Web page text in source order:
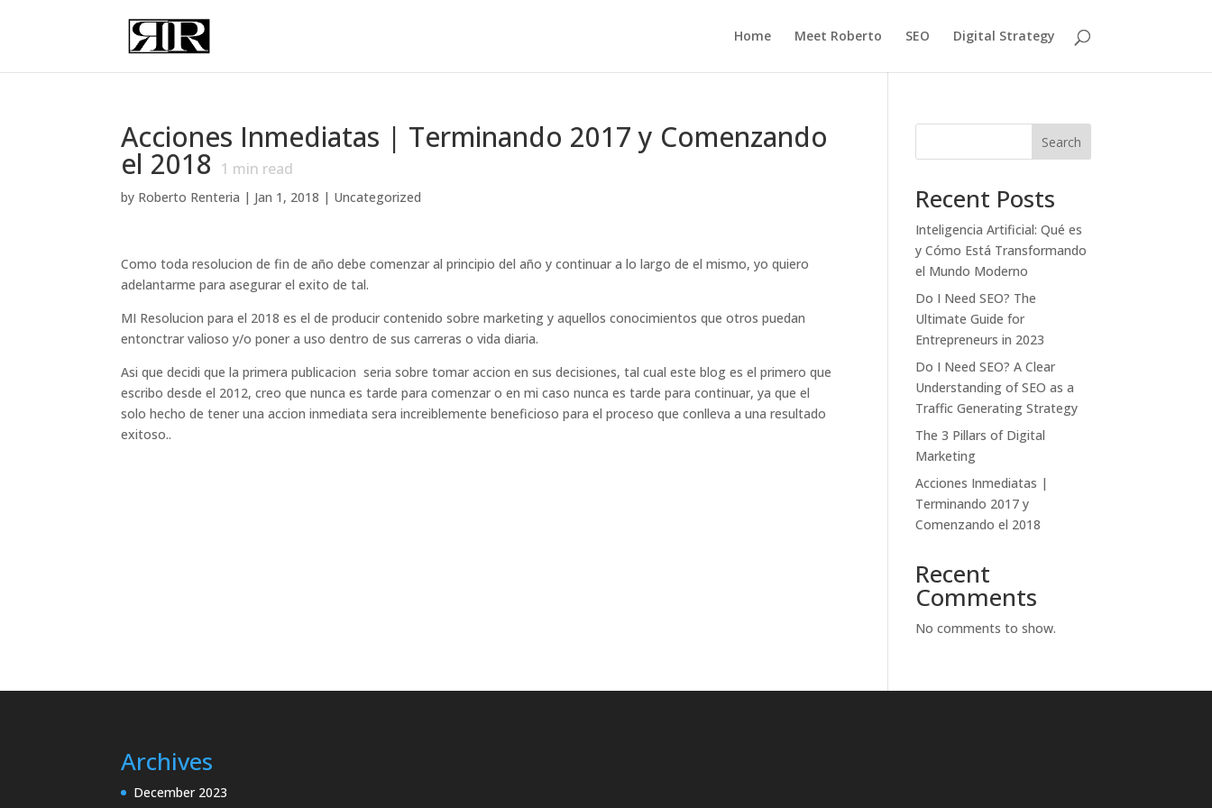
Home Meet Roberto SEO Digital Strategy
Acciones Inmediatas | Terminando 2017 y Comenzando
el 2018 1 min read
by Roberto Renteria | Jan 1, 2018 | Uncategorized
Como toda resolucion de fin de año debe comenzar al principio del año y continuar a lo largo de el mismo, yo quiero
adelantarme para asegurar el exito de tal.
MI Resolucion para el 2018 es el de producir contenido sobre marketing y aquellos conocimientos que otros puedan
entonctrar valioso y/o poner a uso dentro de sus carreras o vida diaria.
Asi que decidi que la primera publicacion seria sobre tomar accion en sus decisiones, tal cual este blog es el primero que
escribo desde el 2012, creo que nunca es tarde para comenzar o en mi caso nunca es tarde para continuar, ya que el
solo hecho de tener una accion inmediata sera increiblemente beneficioso para el proceso que conlleva a una resultado
exitoso..
Search
Recent Posts
Inteligencia Artificial: Qué es
y Cómo Está Transformando
el Mundo Moderno
Do I Need SEO? The
Ultimate Guide for
Entrepreneurs in 2023
Do I Need SEO? A Clear
Understanding of SEO as a
Traffic Generating Strategy
The 3 Pillars of Digital
Marketing
Acciones Inmediatas |
Terminando 2017 y
Comenzando el 2018
Recent
Comments
No comments to show.
Archives
December 2023